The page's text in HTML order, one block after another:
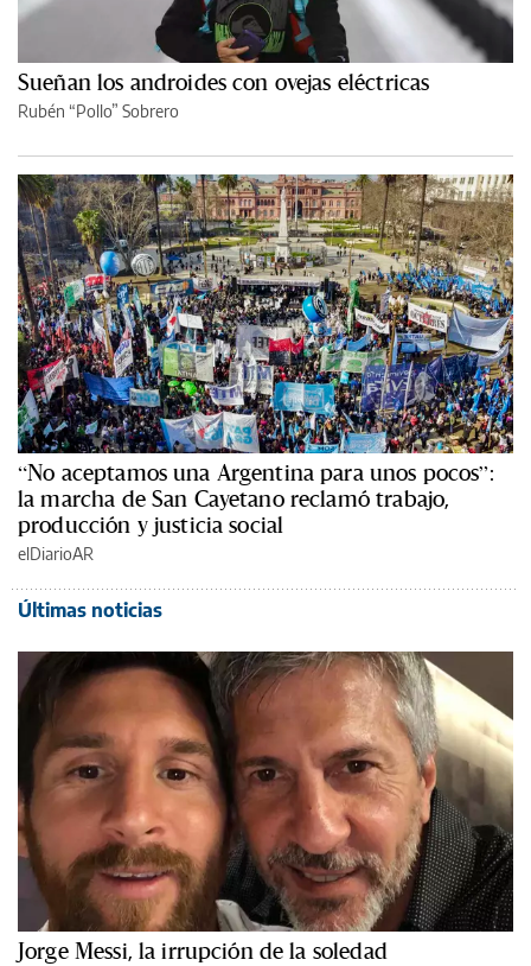
Sueñan los androides con ovejas eléctricas
Rubén “Pollo” Sobrero
“No aceptamos una Argentina para unos pocos”:
la marcha de San Cayetano reclamó trabajo,
producción y justicia social
elDiarioAR
Últimas noticias
Jorge Messi, la irrupción de la soledad